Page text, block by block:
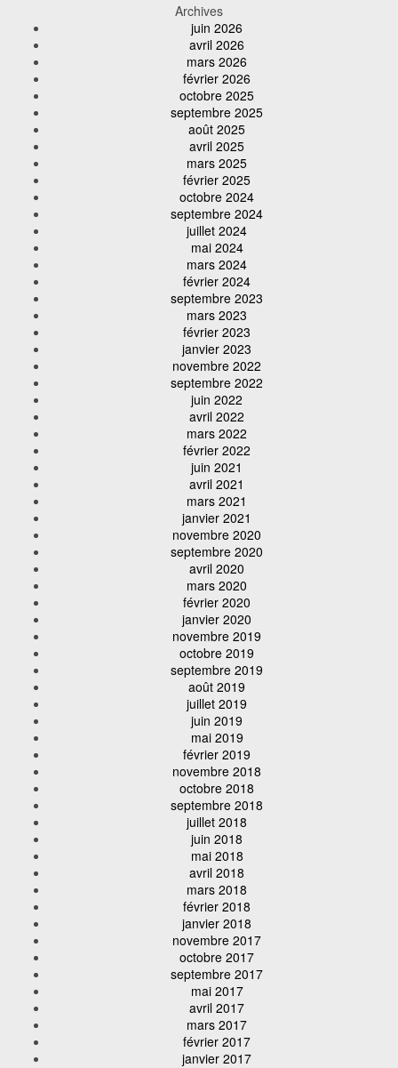
Archives
juin 2026
avril 2026
mars 2026
février 2026
octobre 2025
septembre 2025
août 2025
avril 2025
mars 2025
février 2025
octobre 2024
septembre 2024
juillet 2024
mai 2024
mars 2024
février 2024
septembre 2023
mars 2023
février 2023
janvier 2023
novembre 2022
septembre 2022
juin 2022
avril 2022
mars 2022
février 2022
juin 2021
avril 2021
mars 2021
janvier 2021
novembre 2020
septembre 2020
avril 2020
mars 2020
février 2020
janvier 2020
novembre 2019
octobre 2019
septembre 2019
août 2019
juillet 2019
juin 2019
mai 2019
février 2019
novembre 2018
octobre 2018
septembre 2018
juillet 2018
juin 2018
mai 2018
avril 2018
mars 2018
février 2018
janvier 2018
novembre 2017
octobre 2017
septembre 2017
mai 2017
avril 2017
mars 2017
février 2017
janvier 2017